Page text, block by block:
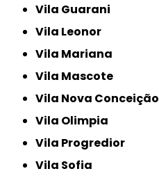
Vila Guarani
Vila Leonor
Vila Mariana
Vila Mascote
Vila Nova Conceição
Vila Olimpia
Vila Progredior
Vila Sofia